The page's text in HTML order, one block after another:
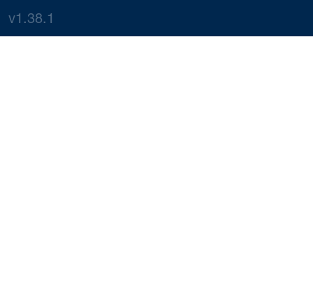
v1.38.1